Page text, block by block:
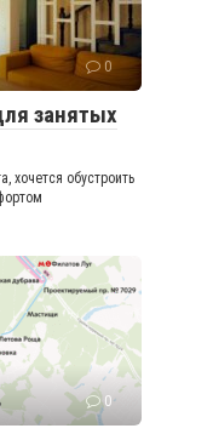
0
занятых
хочется обустроить
0